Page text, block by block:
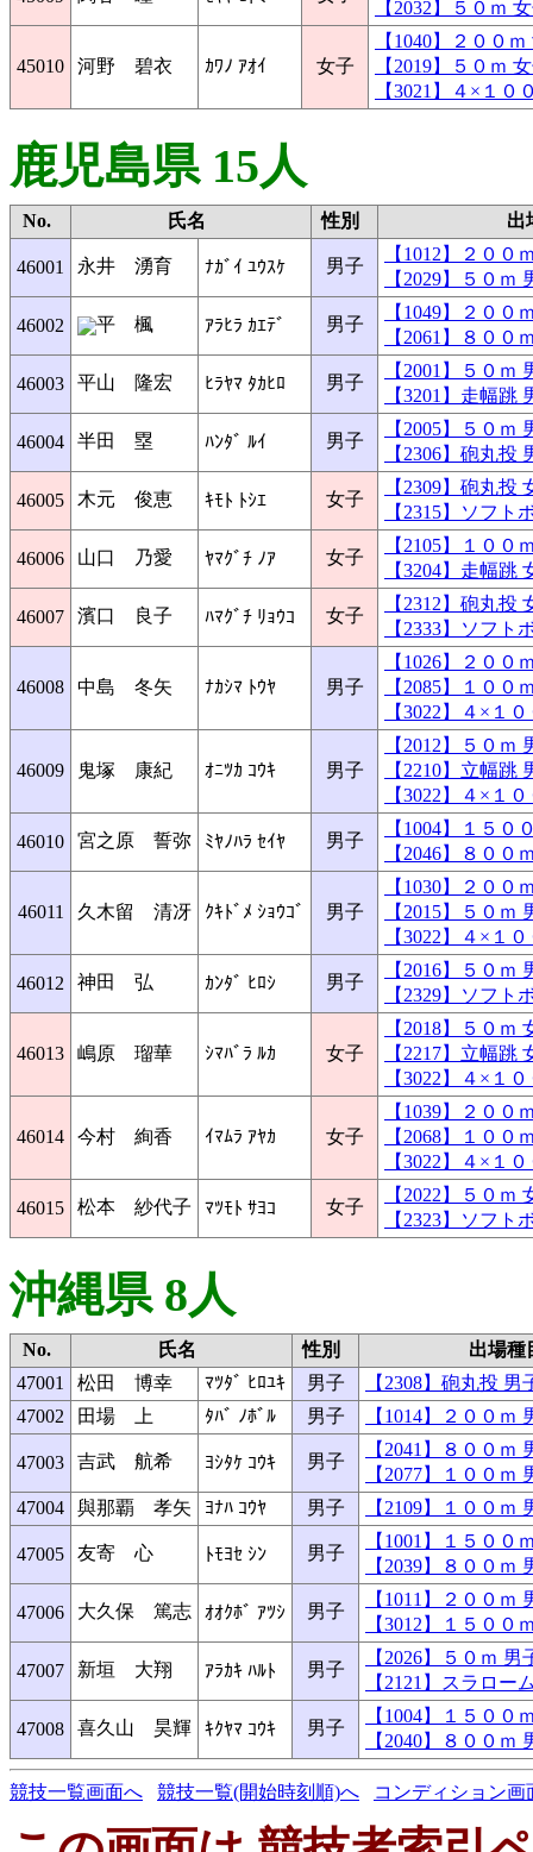
【2032】５０
45010 河野 碧衣 ｶﾜﾉ ｱｵｲ 女子
【1040】２０
【2019】５０
【3021】４×
鹿児島県 15人
No. 氏名 性別 出
46001 永井 湧育 ﾅｶﾞｲ ﾕｳｽｹ 男子
【1012】２０
【2029】５０
46002 平 楓 ｱﾗﾋﾗ ｶｴﾃﾞ 男子
【1049】２０
【2061】８０
46003 平山 隆宏 ﾋﾗﾔﾏ ﾀｶﾋﾛ 男子
【2001】５０
【3201】走幅
46004 半田 塁 ﾊﾝﾀﾞ ﾙｲ 男子
【2005】５０
【2306】砲丸
46005 木元 俊恵 ｷﾓﾄ ﾄｼｴ 女子
【2309】砲丸
【2315】ソフ
46006 山口 乃愛 ﾔﾏｸﾞﾁ ﾉｱ 女子
【2105】１０
【3204】走幅
46007 濱口 良子 ﾊﾏｸﾞﾁ ﾘｮｳｺ 女子
【2312】砲丸
【2333】ソフ
46008 中島 冬矢 ﾅｶｼﾏ ﾄｳﾔ 男子
【1026】２０
【2085】１０
【3022】４×
46009 鬼塚 康紀 ｵﾆﾂｶ ｺｳｷ 男子
【2012】５０
【2210】立幅
【3022】４×
46010 宮之原 誓弥 ﾐﾔﾉﾊﾗ ｾｲﾔ 男子
【1004】１５
【2046】８０
46011 久木留 清冴 ｸｷﾄﾞﾒ ｼｮｳｺﾞ 男子
【1030】２０
【2015】５０
【3022】４×
46012 神田 弘 ｶﾝﾀﾞ ﾋﾛｼ 男子
【2016】５０
【2329】ソフ
46013 嶋原 瑠華 ｼﾏﾊﾞﾗ ﾙｶ 女子
【2018】５０
【2217】立幅
【3022】４×
46014 今村 絢香 ｲﾏﾑﾗ ｱﾔｶ 女子
【1039】２０
【2068】１０
【3022】４×
46015 松本 紗代子 ﾏﾂﾓﾄ ｻﾖｺ 女子
【2022】５０
【2323】ソフ
沖縄県 8人
No. 氏名 性別
出場種
47001
松田 博幸 ﾏﾂﾀﾞ ﾋﾛﾕｷ 男子
【2308】砲丸
47002
田場 上 ﾀﾊﾞ ﾉﾎﾞﾙ 男子 【1014】２０
47003 吉武 航希 ﾖｼﾀｹ ｺｳｷ 男子
【2041】８０
【2077】１０
47004
與那覇 孝矢 ﾖﾅﾊ ｺｳﾔ 男子 【2109】１０
47005 友寄 心 ﾄﾓﾖｾ ｼﾝ 男子
【1001】１５
【2039】８０
47006 大久保 篤志 ｵｵｸﾎﾞ ｱﾂｼ 男子
【1011】２０
【3012】１５
47007 新垣 大翔 ｱﾗｶｷ ﾊﾙﾄ 男子
【2026】５０
【2121】スラ
47008 喜久山 昊輝 ｷｸﾔﾏ ｺｳｷ 男子
【1004】１５
【2040】８０
競技一覧画面へ 競技一覧(開始時刻順)へ コンディション画